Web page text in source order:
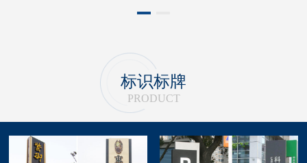
标识标牌
PRODUCT